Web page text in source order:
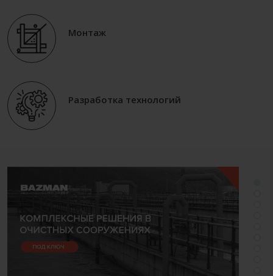
Монтаж
Разработка технологий